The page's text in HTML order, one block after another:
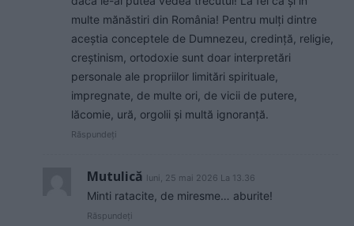
multe mănăstiri din România! Pentru mulți dintre
aceștia conceptele de Dumnezeu, credință, religie,
creștinism, ortodoxie sunt doar interpretări
personale ale propriilor limitări spirituale,
impregnate, de multe ori, de vicii de putere,
lăcomie, ură, orgolii și multă ignoranță.
Răspundeți
Mutulică luni, 25 mai 2026 La 13.36
Minti ratacite, de miresme… aburite!
Răspundeți